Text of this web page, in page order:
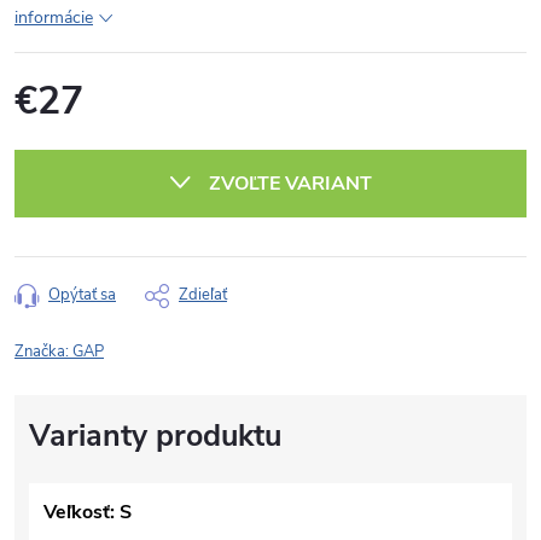
informácie
€27
ZVOĽTE VARIANT
Opýtať sa Zdieľať
Značka:GAP
Veľkosť: S